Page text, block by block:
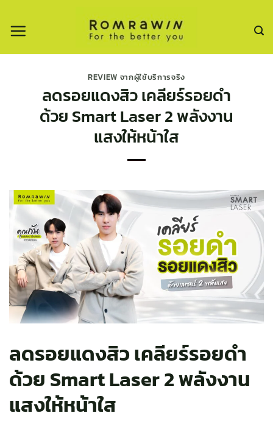
REVIEW จากผู้ใช้บริการจริง
ลดรอยแดงสิว เคลียร์รอยดำ
ด้วย Smart Laser 2 พลังงาน
แสงให้หน้าใส
ลดรอยแดงสิว เคลียร์รอยดำ
ด้วย Smart Laser 2 พลังงาน
แสงให้หน้าใส